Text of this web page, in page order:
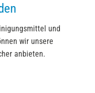
und
wir unsere
anbieten.